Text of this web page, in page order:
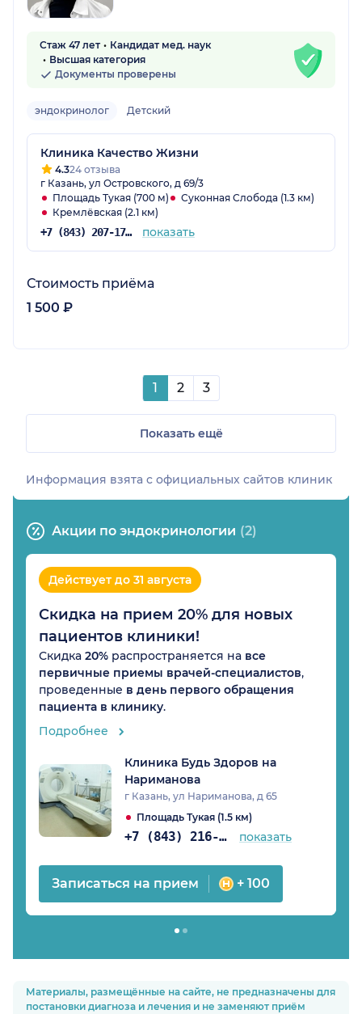
Стаж 47 лет
Кандидат мед. наук
Высшая категория
Документы проверены
эндокринолог Детский
Клиника Качество Жизни
4.324 отзыва
г Казань, ул Островского, д 69/3
Площадь Тукая (700 м)
Суконная Слобода (1.3 км)
Кремлёвская (2.1 км)
+7 (843) 207-17-37 показать
Стоимость приёма
1 500 ₽
Акции по эндокринологии (2)
Действует до 31 августа
Скидка на прием 20% для новых
пациентов клиники!
Скидка 20% распространяется на все
первичные приемы врачей-специалистов,
проведенные в день первого обращения
пациента в клинику.
Подробнее
Клиника Будь Здоров на
Нариманова
г Казань, ул Нариманова, д 65
Площадь Тукая (1.5 км)
+7 (843) 216-80-29 показать
Записаться на прием + 100
1 2 3
Показать ещё
Информация взята c официальных сайтов клиник
Материалы, размещённые на сайте, не предназначены для
постановки диагноза и лечения и не заменяют приём